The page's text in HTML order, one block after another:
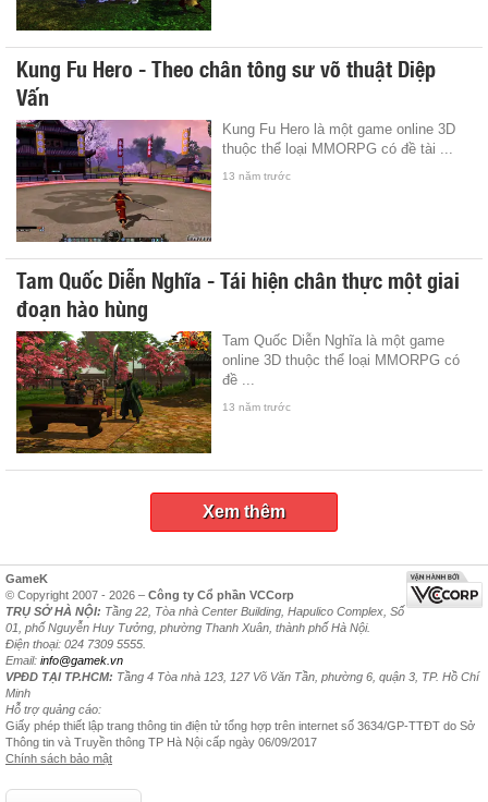
Kung Fu Hero - Theo chân tông sư võ thuật Diệp
Vấn
Kung Fu Hero là một game online 3D
thuộc thể loại MMORPG có đề tài ...
13 năm trước
Tam Quốc Diễn Nghĩa - Tái hiện chân thực một giai
đoạn hào hùng
Tam Quốc Diễn Nghĩa là một game
online 3D thuộc thể loại MMORPG có
đề ...
13 năm trước
Xem thêm
GameK
© Copyright 2007 - 2026 – Công ty Cổ phần VCCorp
TRỤ SỞ HÀ NỘI: Tầng 22, Tòa nhà Center Building, Hapulico Complex, Số
01, phố Nguyễn Huy Tưởng, phường Thanh Xuân, thành phố Hà Nội.
Điện thoại: 024 7309 5555.
Email: info@gamek.vn
VPĐD TẠI TP.HCM: Tầng 4 Tòa nhà 123, 127 Võ Văn Tần, phường 6, quận 3, TP. Hồ Chí
Minh
Hỗ trợ quảng cáo:
Giấy phép thiết lập trang thông tin điện tử tổng hợp trên internet số 3634/GP-TTĐT do Sở
Thông tin và Truyền thông TP Hà Nội cấp ngày 06/09/2017
Chính sách bảo mật